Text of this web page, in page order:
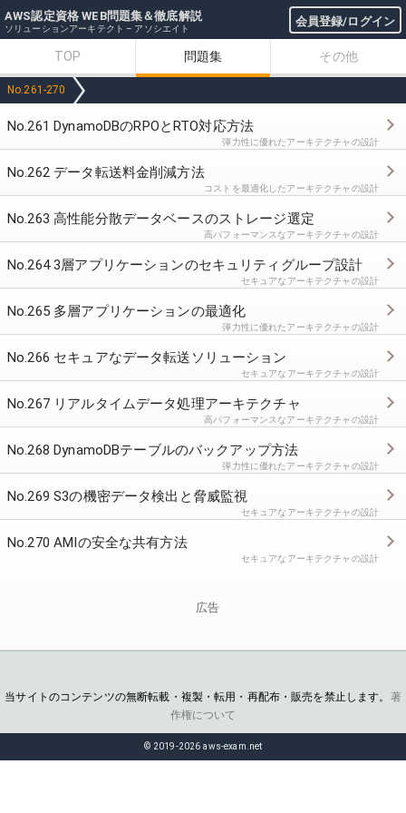
AWS認定資格 WEB問題集＆徹底解説 会員登録/ログイン
ソリューションアーキテクト – アソシエイト
TOP 問題集 その他
No.261-270
No.261 DynamoDBのRPOとRTO対応方法
弾力性に優れたアーキテクチャの設計
No.262 データ転送料金削減方法
コストを最適化したアーキテクチャの設計
No.263 高性能分散データベースのストレージ選定
高パフォーマンスなアーキテクチャの設計
No.264 3層アプリケーションのセキュリティグループ設計
セキュアなアーキテクチャの設計
No.265 多層アプリケーションの最適化
弾力性に優れたアーキテクチャの設計
No.266 セキュアなデータ転送ソリューション
セキュアなアーキテクチャの設計
No.267 リアルタイムデータ処理アーキテクチャ
高パフォーマンスなアーキテクチャの設計
No.268 DynamoDBテーブルのバックアップ方法
弾力性に優れたアーキテクチャの設計
No.269 S3の機密データ検出と脅威監視
セキュアなアーキテクチャの設計
No.270 AMIの安全な共有方法
セキュアなアーキテクチャの設計
広告
当サイトのコンテンツの無断転載・複製・転用・再配布・販売を禁止します。 著
作権について
© 2019-2026 aws-exam.net